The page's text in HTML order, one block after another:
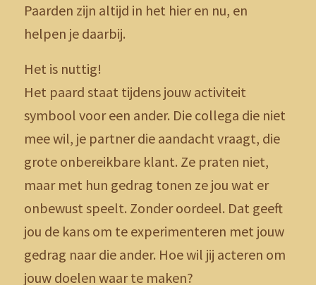
Paarden zijn altijd in het hier en nu, en
helpen je daarbij.
Het is nuttig!
Het paard staat tijdens jouw activiteit
symbool voor een ander. Die collega die niet
mee wil, je partner die aandacht vraagt, die
grote onbereikbare klant. Ze praten niet,
maar met hun gedrag tonen ze jou wat er
onbewust speelt. Zonder oordeel. Dat geeft
jou de kans om te experimenteren met jouw
gedrag naar die ander. Hoe wil jij acteren om
jouw doelen waar te maken?